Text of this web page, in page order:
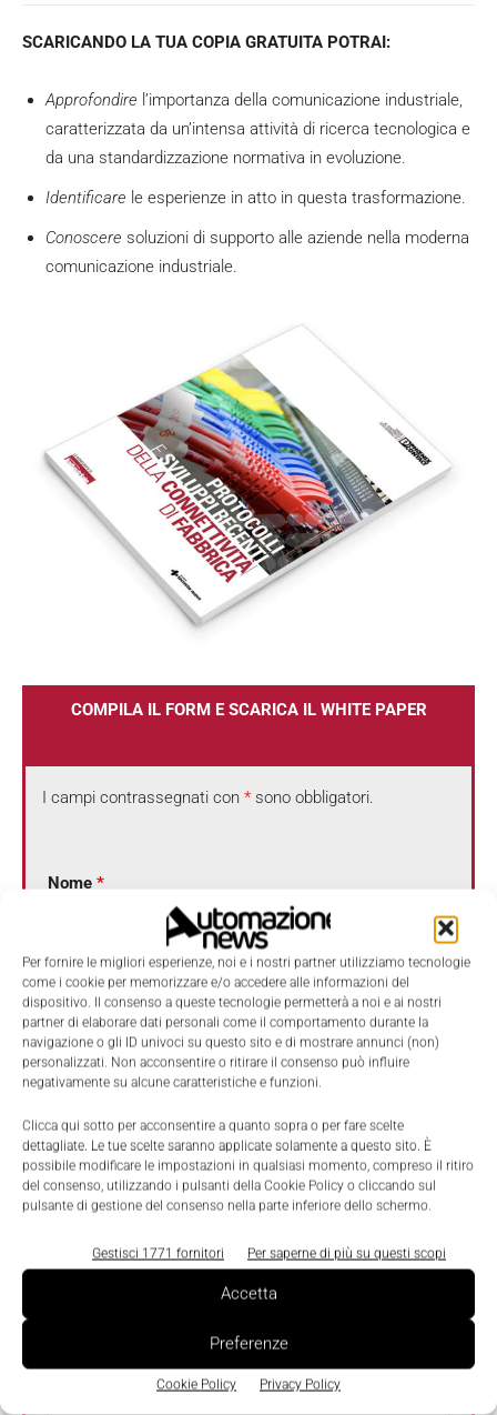
Per fornire le migliori esperienze, noi e i nostri partner utilizziamo tecnologie
come i cookie per memorizzare e/o accedere alle informazioni del
dispositivo. Il consenso a queste tecnologie permetterà a noi e ai nostri
partner di elaborare dati personali come il comportamento durante la
navigazione o gli ID univoci su questo sito e di mostrare annunci (non)
personalizzati. Non acconsentire o ritirare il consenso può influire
negativamente su alcune caratteristiche e funzioni.
Clicca qui sotto per acconsentire a quanto sopra o per fare scelte
dettagliate. Le tue scelte saranno applicate solamente a questo sito. È
possibile modificare le impostazioni in qualsiasi momento, compreso il ritiro
del consenso, utilizzando i pulsanti della Cookie Policy o cliccando sul
pulsante di gestione del consenso nella parte inferiore dello schermo.
Gestisci 1771 fornitori Per saperne di più su questi scopi
Accetta
Preferenze
Cookie Policy Privacy Policy
SCARICANDO LA TUA COPIA GRATUITA POTRAI:
Approfondire l’importanza della comunicazione industriale,
caratterizzata da un’intensa attività di ricerca tecnologica e
da una standardizzazione normativa in evoluzione.
Identificare le esperienze in atto in questa trasformazione.
Conoscere soluzioni di supporto alle aziende nella moderna
comunicazione industriale.
COMPILA IL FORM E SCARICA IL WHITE PAPER
I campi contrassegnati con * sono obbligatori.
Nome *
Cognome*
Email*
Telefono*
Settore attività*